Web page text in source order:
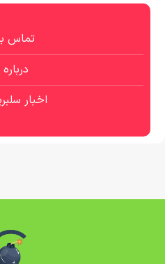
تماس
اخبار